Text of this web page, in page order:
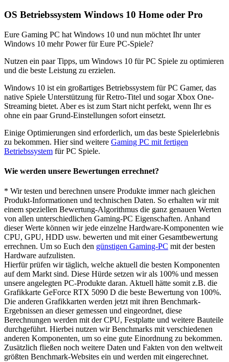
OS Betriebssystem Windows 10 Home oder Pro
Eure Gaming PC hat Windows 10 und nun möchtet Ihr unter
Windows 10 mehr Power für Eure PC-Spiele?
Nutzen ein paar Tipps, um Windows 10 für PC Spiele zu optimieren
und die beste Leistung zu erzielen.
Windows 10 ist ein großartiges Betriebssystem für PC Gamer, das
native Spiele Unterstützung für Retro-Titel und sogar Xbox One-
Streaming bietet. Aber es ist zum Start nicht perfekt, wenn Ihr es
ohne ein paar Grund-Einstellungen sofort einsetzt.
Einige Optimierungen sind erforderlich, um das beste Spielerlebnis
zu bekommen. Hier sind weitere Gaming PC mit fertigen
Betriebssystem für PC Spiele.
Wie werden unsere Bewertungen errechnet?
* Wir testen und berechnen unsere Produkte immer nach gleichen
Produkt-Informationen und technischen Daten. So erhalten wir mit
einem speziellen Bewertung-Algorithmus die ganz genauen Werten
von allen unterschiedlichen Gaming-PC Eigenschaften. Anhand
dieser Werte können wir jede einzelne Hardware-Komponenten wie
CPU, GPU, HDD usw. bewerten und mit einer Gesamtbewertung
errechnen. Um so Euch den günstigen Gaming-PC mit der besten
Hardware aufzulisten.
Hierfür prüfen wir täglich, welche aktuell die besten Komponenten
auf dem Markt sind. Diese Hürde setzen wir als 100% und messen
unsere angelegten PC-Produkte daran. Aktuell hätte somit z.B. die
Grafikkarte GeForce RTX 5090 D die beste Bewertung von 100%.
Die anderen Grafikkarten werden jetzt mit ihren Benchmark-
Ergebnissen an dieser gemessen und eingeordnet, diese
Berechnungen werden mit der CPU, Festplatte und weitere Bauteile
durchgeführt. Hierbei nutzen wir Benchmarks mit verschiedenen
anderen Komponenten, um so eine gute Einordnung zu bekommen.
Zusätzlich fließen noch weitere Daten und Fakten von den weltweit
größten Benchmark-Websites ein und werden mit eingerechnet.